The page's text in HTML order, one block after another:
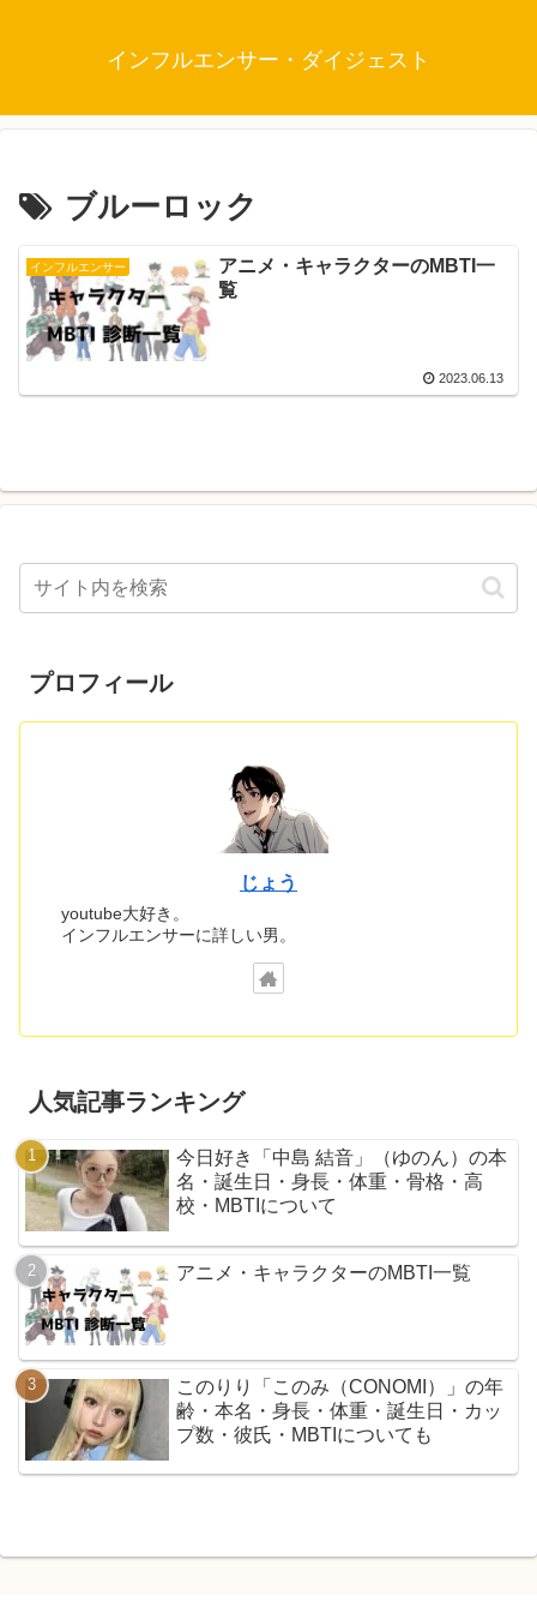
インフルエンサー・ダイジェスト
ブルーロック
インフルエンサー
アニメ・キャラクターのMBTI一
覧
2023.06.13
プロフィール
じょう
youtube大好き。
インフルエンサーに詳しい男。
人気記事ランキング
今日好き「中島 結音」（ゆのん）の本
名・誕生日・身長・体重・骨格・高
校・MBTIについて
アニメ・キャラクターのMBTI一覧
このりり「このみ（CONOMI）」の年
齢・本名・身長・体重・誕生日・カッ
プ数・彼氏・MBTIについても